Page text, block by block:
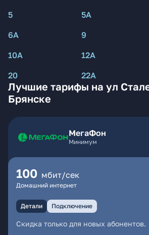
5
5А
6А
9
10А
12А
20
22А
Лучшие тарифы на ул
Брянске
МегаФон
Минимум
100 мбит/сек
Домашний интернет
Детали Подключение
Скидка только для новых абонентов.